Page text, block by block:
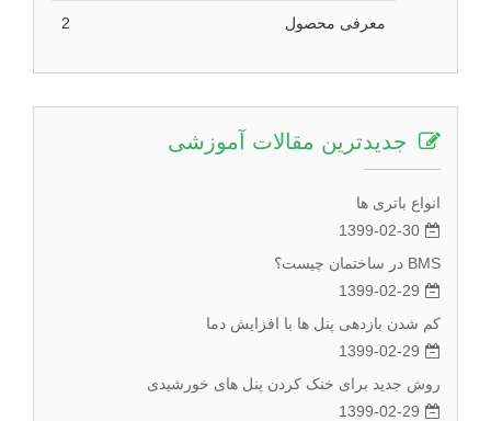
معرفی محصول 2
جدیدترین مقالات آموزشی
انواع باتری ها
1399-02-30
BMS در ساختمان چیست؟
1399-02-29
کم شدن بازدهی پنل ها با افزایش دما
1399-02-29
روش جدید برای خنک کردن پنل های خورشیدی
1399-02-29